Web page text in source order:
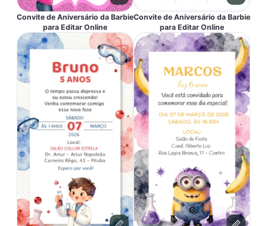
Convite de Aniversário da Barbie
para Editar Online
Convite de Aniversário da Barbie
para Editar Online